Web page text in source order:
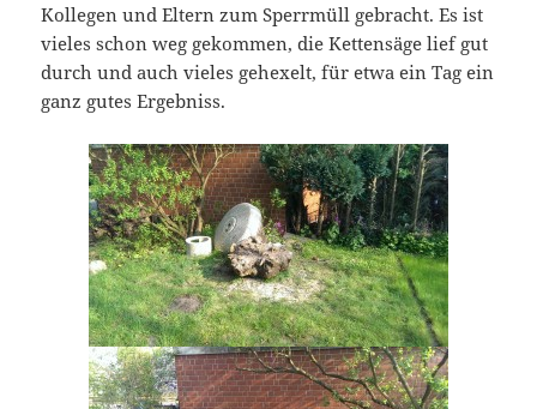
Kollegen und Eltern zum Sperrmüll gebracht. Es ist
vieles schon weg gekommen, die Kettensäge lief gut
durch und auch vieles gehexelt, für etwa ein Tag ein
ganz gutes Ergebniss.